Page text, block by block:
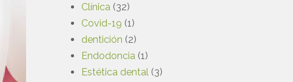
Clínica (32)
Covid-19 (1)
dentición (2)
Endodoncia (1)
Estética dental (3)